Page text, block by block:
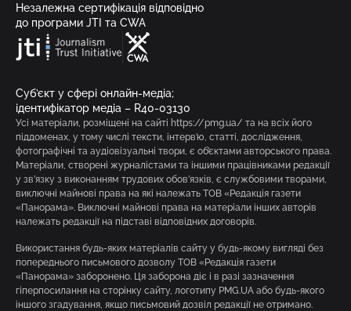
Незалежна сертифікація відповідно
до програми JTI та CWA
Суб’єкт у сфері онлайн-медіа;
ідентифікатор медіа – R40-03130
Усі матеріали, розміщені на сайті https://pmg.ua/ та на всіх його
піддоменах, у тому числі тексти, інтерв’ю, статті, дослідження,
фотографічні та аудіовізуальні твори, є об’єктами авторського права.
Матеріали, створені журналістами та іншими працівниками редакції
у зв’язку з виконанням трудових обов’язків, є службовими творами,
виключні майнові права на які належать ТОВ «Редакція газети
«Панорама». Виключні майнові права на матеріали інших авторів
належать редакції на підставі відповідних договорів.
Використання будь-яких матеріалів сайту у будь-якому вигляді без
попереднього письмового дозволу ТОВ «Редакція газети
«Панорама» заборонено. Ця заборона діє і в разі зазначення
гіперпосилання на сторінку сайту, логотипу PMG.UA або будь-якого
іншого згадування, якщо письмовий дозвіл редакції не отримано.